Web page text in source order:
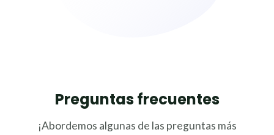
Preguntas frecuentes
¡Abordemos algunas de las preguntas más